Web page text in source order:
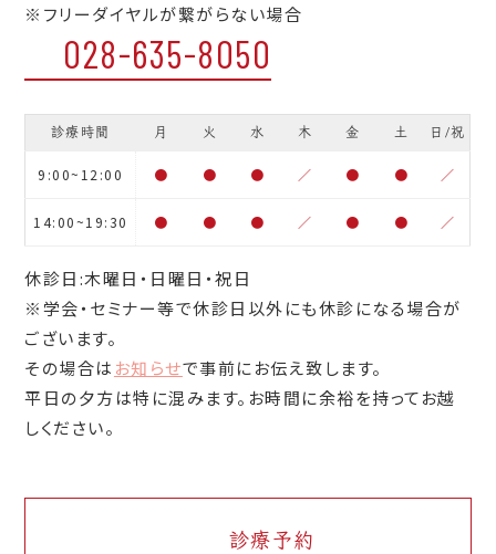
※フリーダイヤルが繋がらない場合
028-635-8050
診療時間 月 火 水 木 金 土 日/祝
9:00~12:00 ● ● ● ／ ● ● ／
14:00~19:30 ● ● ● ／ ● ● ／
休診日:木曜日・日曜日・祝日
※学会・セミナー等で休診日以外にも休診になる場合が
ございます。
その場合は お知らせで事前にお伝え致します。
平日の夕方は特に混みます。お時間に余裕を持ってお越
しください。
診療予約